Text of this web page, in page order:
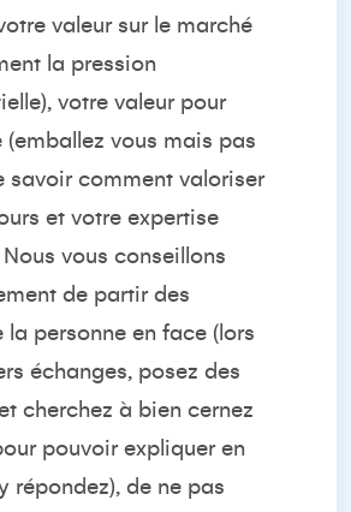
valeur sur le marché
la pression
votre valeur pour
(emballez vous mais pas
savoir comment valoriser
et votre expertise
vous conseillons
de partir des
la personne en face (lors
échanges, posez des
cherchez à bien cernez
pouvoir expliquer en
répondez), de ne pas